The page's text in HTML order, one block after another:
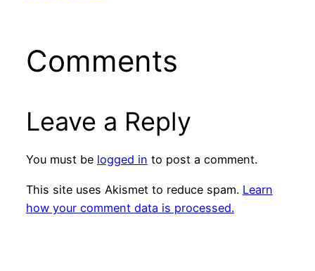
Comments
Leave a Reply
You must be logged in to post a comment.
This site uses Akismet to reduce spam. Learn
how your comment data is processed.